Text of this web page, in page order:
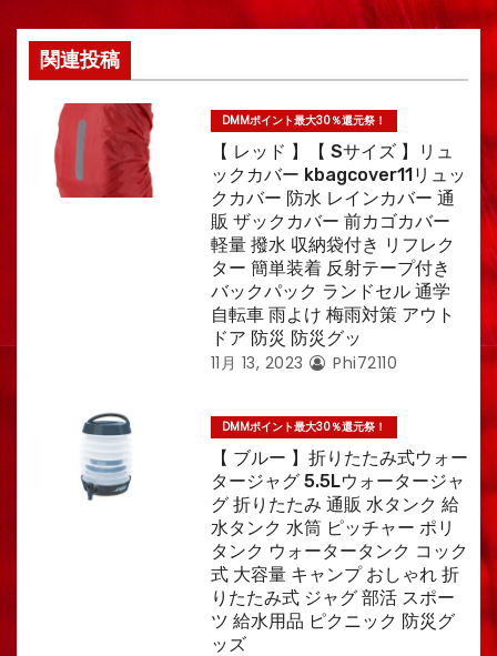
ン
関連投稿
DMMポイント最大30％還元祭！
【 レッド 】【 Sサイズ 】リュ
ックカバー kbagcover11リュッ
クカバー 防水 レインカバー 通
販 ザックカバー 前カゴカバー
軽量 撥水 収納袋付き リフレク
ター 簡単装着 反射テープ付き
バックパック ランドセル 通学
自転車 雨よけ 梅雨対策 アウト
ドア 防災 防災グッ
11月 13, 2023 Phi72110
DMMポイント最大30％還元祭！
【 ブルー 】折りたたみ式ウォー
タージャグ 5.5Lウォータージャ
グ 折りたたみ 通販 水タンク 給
水タンク 水筒 ピッチャー ポリ
タンク ウォータータンク コック
式 大容量 キャンプ おしゃれ 折
りたたみ式 ジャグ 部活 スポー
ツ 給水用品 ピクニック 防災グ
ッズ